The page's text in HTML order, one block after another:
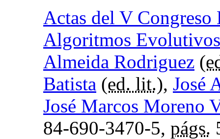
Actas del V Congreso
Algoritmos
Almeida Rodriguez (
Batista (ed. lit.), José
José Marcos Moreno
84-690-3470-5, págs.